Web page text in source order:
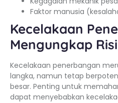
Faktor manusia
Kecelakaan
Mengungkap
Kecelakaan penerbangan
langka, namun tetap
besar. Penting untuk
dapat menyebabkan